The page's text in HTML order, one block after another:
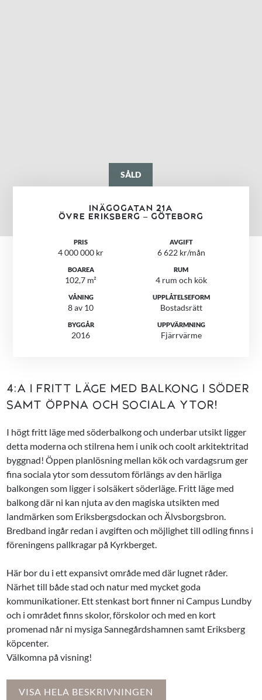
SÅLD
INÄGOGATAN 21A
ÖVRE ERIKSBERG – GÖTEBORG
PRIS
4 000 000 kr
AVGIFT
6 622 kr/mån
BOAREA
102,7 m²
RUM
4 rum och kök
VÅNING
8 av 10
UPPLÅTELSEFORM
Bostadsrätt
BYGGÅR
2016
UPPVÄRMNING
Fjärrvärme
4:A I FRITT LÄGE MED BALKONG I SÖDER
SAMT ÖPPNA OCH SOCIALA YTOR!
I högt fritt läge med söderbalkong och underbar utsikt ligger
detta moderna och stilrena hem i unik och coolt arkitektritad
byggnad! Öppen planlösning mellan kök och vardagsrum ger
fina sociala ytor som dessutom förlängs av den härliga
balkongen som ligger i solsäkert söderläge. Fritt läge med
balkong där ni kan njuta av den magiska utsikten med
landmärken som Eriksbergsdockan och Älvsborgsbron.
Bredband ingår redan i avgiften och möjlighet till odling finns i
föreningens pallkragar på Kyrkberget.
Här bor du i ett expansivt område med där lugnet råder.
Närhet till både stad och natur med mycket goda
kommunikationer. Ett stenkast bort finner ni Campus Lundby
och i området finns skolor, förskolor och med en kort
promenad når ni mysiga Sannegårdshamnen samt Eriksberg
köpcenter.
Välkomna på visning!
VISA HELA BESKRIVNINGEN